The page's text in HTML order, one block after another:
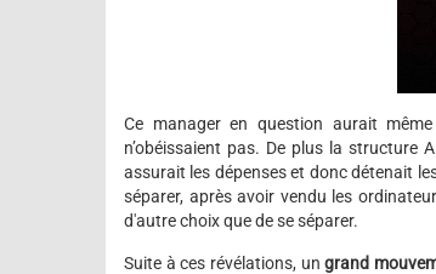
Ce manager en question aurait
n’obéissaient pas. De plus la structure
assurait les dépenses et donc détenait
séparer, après avoir vendu les
d'autre choix que de se séparer.
Suite à ces révélations, ungrand